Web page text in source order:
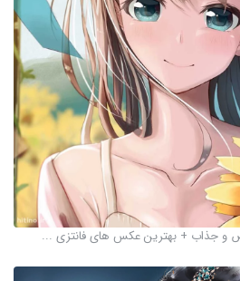
و جذاب + بهترین عکس های فانتزی ...